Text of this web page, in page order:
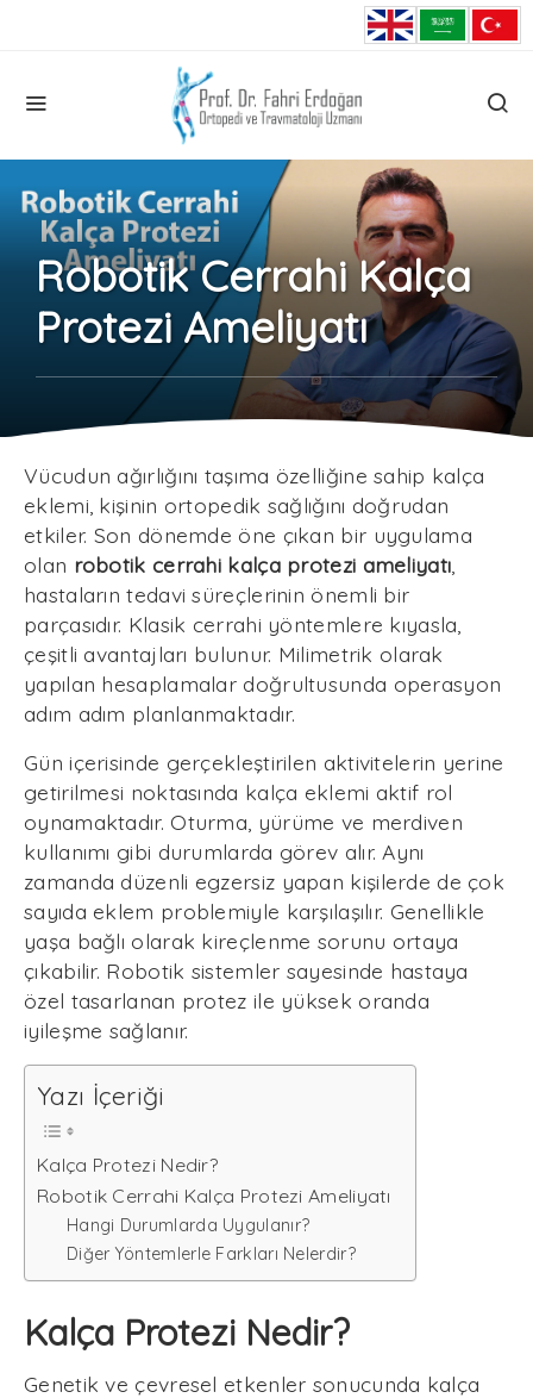
Robotik Cerrahi Kalça
Protezi Ameliyatı
Vücudun ağırlığını taşıma özelliğine sahip kalça
eklemi, kişinin ortopedik sağlığını doğrudan
etkiler. Son dönemde öne çıkan bir uygulama
olan robotik cerrahi kalça protezi ameliyatı
hastaların tedavi süreçlerinin önemli bir
parçasıdır. Klasik cerrahi yöntemlere kıyasla,
çeşitli avantajları bulunur. Milimetrik olarak
yapılan hesaplamalar doğrultusunda operasyon
adım adım planlanmaktadır.
Gün içerisinde gerçekleştirilen aktivitelerin yerine
getirilmesi noktasında kalça eklemi aktif rol
oynamaktadır. Oturma, yürüme ve merdiven
kullanımı gibi durumlarda görev alır. Aynı
zamanda düzenli egzersiz yapan kişilerde de çok
sayıda eklem problemiyle karşılaşılır. Genellikle
yaşa bağlı olarak kireçlenme sorunu ortaya
çıkabilir. Robotik sistemler sayesinde hastaya
özel tasarlanan protez ile yüksek oranda
iyileşme sağlanır.
Yazı İçeriği
Kalça Protezi Nedir?
Robotik Cerrahi Kalça Protezi Ameliyatı
Hangi Durumlarda Uygulanır?
Diğer Yöntemlerle Farkları Nelerdir?
Kalça Protezi Nedir?
Genetik ve çevresel etkenler sonucunda kalça